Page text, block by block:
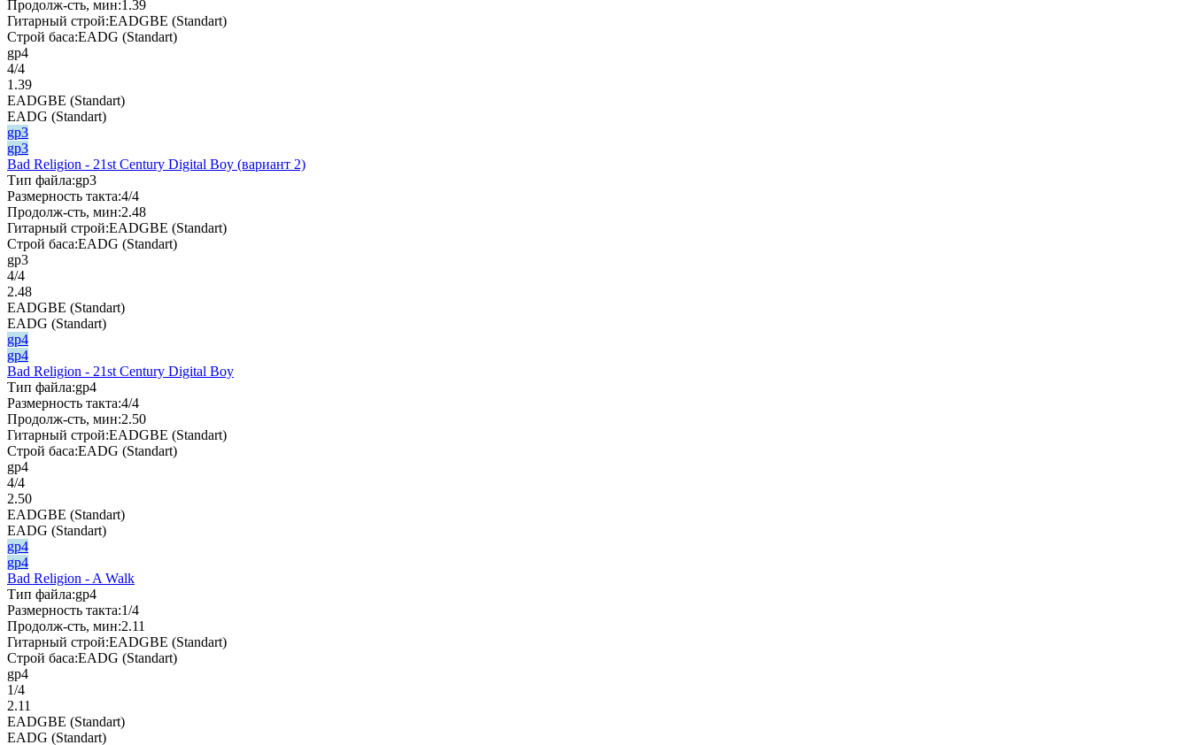
Продолж-сть, мин:1.39
Гитарный строй:EADGBE (Standart)
Строй баса:EADG (Standart)
gp4
4/4
1.39
EADGBE (Standart)
EADG (Standart)
gp3
gp3
Bad Religion - 21st Century Digital Boy (вариант 2)
Тип файла:gp3
Размерность такта:4/4
Продолж-сть, мин:2.48
Гитарный строй:EADGBE (Standart)
Строй баса:EADG (Standart)
gp3
4/4
2.48
EADGBE (Standart)
EADG (Standart)
gp4
gp4
Bad Religion - 21st Century Digital Boy
Тип файла:gp4
Размерность такта:4/4
Продолж-сть, мин:2.50
Гитарный строй:EADGBE (Standart)
Строй баса:EADG (Standart)
gp4
4/4
2.50
EADGBE (Standart)
EADG (Standart)
gp4
gp4
Bad Religion - A Walk
Тип файла:gp4
Размерность такта:1/4
Продолж-сть, мин:2.11
Гитарный строй:EADGBE (Standart)
Строй баса:EADG (Standart)
gp4
1/4
2.11
EADGBE (Standart)
EADG (Standart)